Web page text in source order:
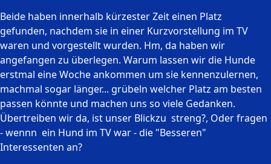
Beide haben innerhalb kürzester Zeit einen Platz
gefunden, nachdem sie in einer Kurzvorstellung im TV
waren und vorgestellt wurden. Hm, da haben wir
angefangen zu überlegen. Warum lassen wir die Hunde
erstmal eine Woche ankommen um sie kennenzulernen,
machmal sogar länger... grübeln welcher Platz am besten
passen könnte und machen uns so viele Gedanken.
Übertreiben wir da, ist unser Blickzu streng?, Oder fragen
- wennn ein Hund im TV war - die "Besseren"
Interessenten an?